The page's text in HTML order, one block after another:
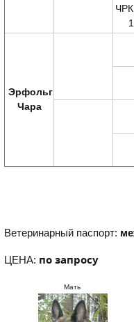
Эрфольг
Чара
Ветеринарный паспорт:
ЦЕНА: по запросу
Мать